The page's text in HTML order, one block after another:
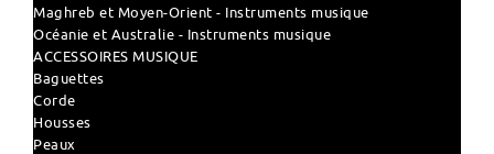
Maghreb et Moyen-Orient - Instruments musique
Océanie et Australie - Instruments musique
ACCESSOIRES MUSIQUE
Baguettes
Corde
Housses
Peaux